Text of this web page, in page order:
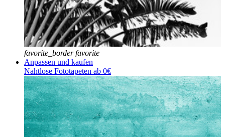
favorite_border favorite
Anpassen und kaufen
Nahtlose Fototapeten ab 0€